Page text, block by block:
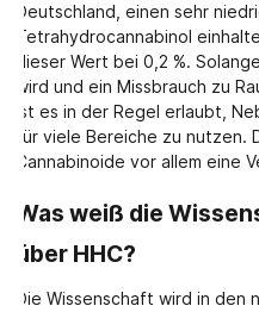
Deutschland, einen sehr
Tetrahydrocannabinol
dieser Wert bei 0,2 %.
wird und ein Missbrauch zu
ist es in der Regel erlaubt,
für viele Bereiche zu nutzen.
Cannabinoide vor allem eine
Was weiß die
über HHC?
Die Wissenschaft wird in